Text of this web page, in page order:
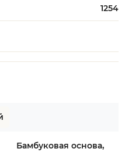
1254
Бамбуковая основа,